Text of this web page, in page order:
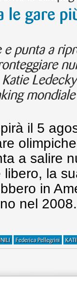
le gare
e punta a
il 5
a salire
la
in
nel 2008.
Federica Pellegrini